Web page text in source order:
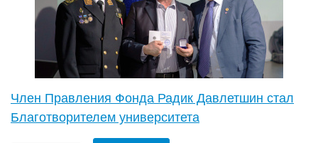
Член Правления Фонда Радик Давлетшин стал
Благотворителем университета